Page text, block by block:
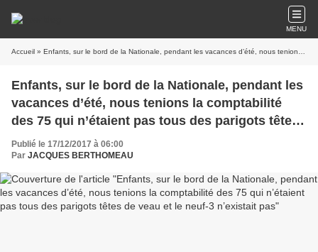
MENU
Accueil » Enfants, sur le bord de la Nationale, pendant les vacances d’été, nous tenions la comptabilité des 75 qui n’étaient pas tous des parigots têtes de veau et le neuf-3 n’existait pas
Enfants, sur le bord de la Nationale, pendant les
vacances d’été, nous tenions la comptabilité
des 75 qui n’étaient pas tous des parigots têtes
de veau et le neuf-3 n’existait pas
Publié le 17/12/2017 à 06:00
Par JACQUES BERTHOMEAU